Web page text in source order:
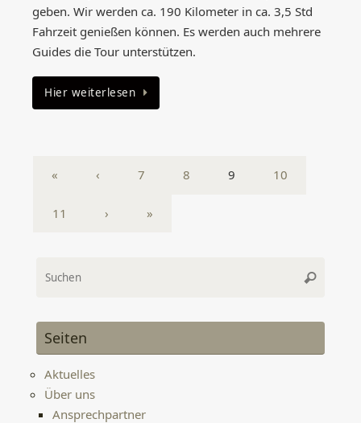
geben. Wir werden ca. 190 Kilometer in ca. 3,5 Std
Fahrzeit genießen können. Es werden auch mehrere
Guides die Tour unterstützen.
Hier weiterlesen
« ‹ 7 8 9 10
11 › »
Suchen
Seiten
Aktuelles
Über uns
Ansprechpartner